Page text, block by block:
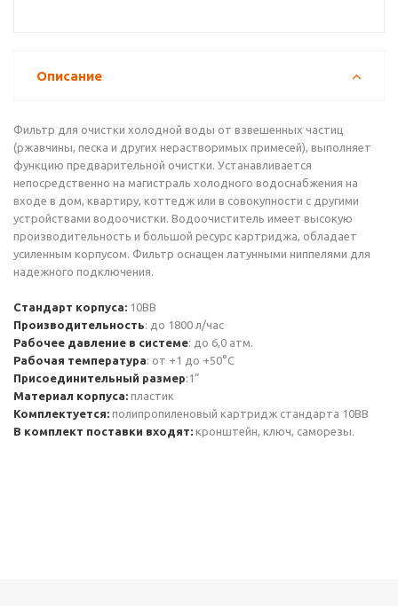
Описание
Фильтр для очистки холодной воды от взвешенных частиц
(ржавчины, песка и других нерастворимых примесей), выполняет
функцию предварительной очистки. Устанавливается
непосредственно на магистраль холодного водоснабжения на
входе в дом, квартиру, коттедж или в совокупности с другими
устройствами водоочистки. Водоочиститель имеет высокую
производительность и большой ресурс картриджа, обладает
усиленным корпусом. Фильтр оснащен латунными ниппелями для
надежного подключения.
Стандарт корпуса: 10ВВ
Производительность: до 1800 л/час
Рабочее давление в системе: до 6,0 атм.
Рабочая температура: от +1 до +50°С
Присоединительный размер:1”
Материал корпуса: пластик
Комплектуется: полипропиленовый картридж стандарта 10ВВ
В комплект поставки входят: кронштейн, ключ, саморезы.